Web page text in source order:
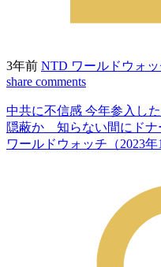
3年前 NTD ワールドウォッ
share comments
中共に不信感 今年参入し
隠蔽か 知らない間にドナ
ワールドウォッチ（2023年